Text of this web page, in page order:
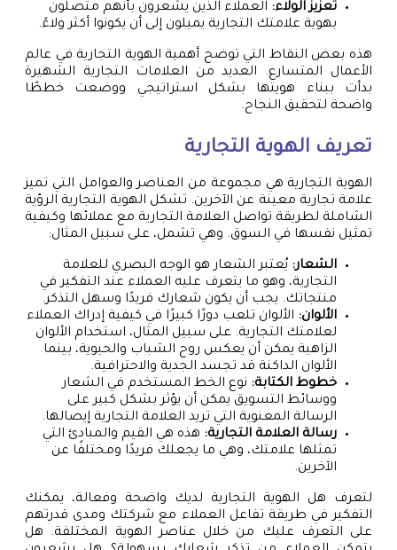
تعزيز الولاء: العملاء الذين يشعرون بأنهم متصلون
بهوية علامتك التجارية يميلون إلى أن يكونوا أكثر ولاءً.
هذه بعض النقاط التي توضح أهمية الهوية التجارية في عالم
الأعمال المتسارع. العديد من العلامات التجارية الشهيرة
بدأت ببناء هويتها بشكل استراتيجي ووضعت خططًا
واضحة لتحقيق النجاح.
تعريف الهوية التجارية
الهوية التجارية هي مجموعة من العناصر والعوامل التي تميز
علامة تجارية معينة عن الآخرين. تشكل الهوية التجارية الرؤية
الشاملة لطريقة تواصل العلامة التجارية مع عملائها وكيفية
تمثيل نفسها في السوق. وهي تشمل، على سبيل المثال:
الشعار: يُعتبر الشعار هو الوجه البصري للعلامة
التجارية، وهو ما يتعرف عليه العملاء عند التفكير في
منتجاتك. يجب أن يكون شعارك فريدًا وسهل التذكر.
الألوان: الألوان تلعب دورًا كبيرًا في كيفية إدراك العملاء
لعلامتك التجارية. على سبيل المثال، استخدام الألوان
الزاهية يمكن أن يعكس روح الشباب والحيوية، بينما
الألوان الداكنة قد تجسد الجدية والاحترافية.
خطوط الكتابة: نوع الخط المستخدم في الشعار
ووسائط التسويق يمكن أن يؤثر بشكل كبير على
الرسالة المعنوية التي تريد العلامة التجارية إيصالها.
رسالة العلامة التجارية: هذه هي القيم والمبادئ التي
تمثلها علامتك، وهي ما يجعلك فريدًا ومختلفًا عن
الآخرين.
لتعرف هل الهوية التجارية لديك واضحة وفعالة، يمكنك
التفكير في طريقة تفاعل العملاء مع شركتك ومدى قدرتهم
على التعرف عليك من خلال عناصر الهوية المختلفة. هل